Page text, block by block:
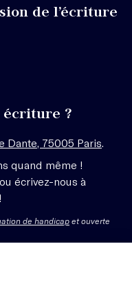
de l’écriture
?
Dante, 75005 Paris
quand même !
écrivez-nous à
de handicap et ouverte